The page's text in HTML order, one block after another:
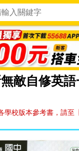
敵自修英
學校版本參考書，請至